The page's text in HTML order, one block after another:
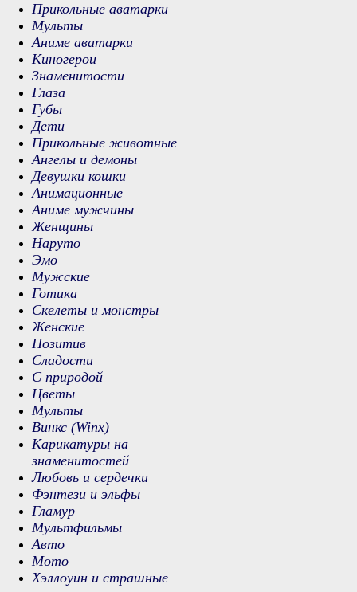
Прикольные аватарки
Мульты
Аниме аватарки
Киногерои
Знаменитости
Глаза
Губы
Дети
Прикольные животные
Ангелы и демоны
Девушки кошки
Анимационные
Аниме мужчины
Женщины
Наруто
Эмо
Мужские
Готика
Скелеты и монстры
Женские
Позитив
Сладости
С природой
Цветы
Мульты
Винкс (Winx)
Карикатуры на
знаменитостей
Любовь и сердечки
Фэнтези и эльфы
Гламур
Мультфильмы
Авто
Мото
Хэллоуин и страшные